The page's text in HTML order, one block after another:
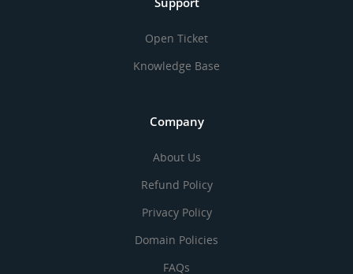
Open Ticket
Knowledge Base
Company
About Us
Refund Policy
Privacy Policy
Domain Policies
FAQs